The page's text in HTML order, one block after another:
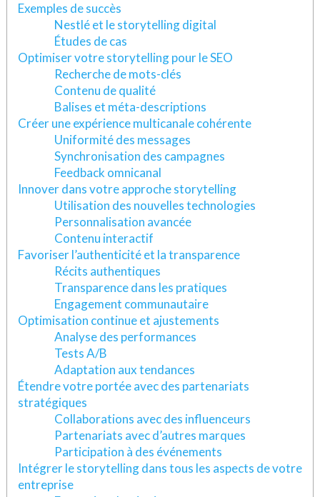
Exemples de succès
Nestlé et le storytelling digital
Études de cas
Optimiser votre storytelling pour le SEO
Recherche de mots-clés
Contenu de qualité
Balises et méta-descriptions
Créer une expérience multicanale cohérente
Uniformité des messages
Synchronisation des campagnes
Feedback omnicanal
Innover dans votre approche storytelling
Utilisation des nouvelles technologies
Personnalisation avancée
Contenu interactif
Favoriser l’authenticité et la transparence
Récits authentiques
Transparence dans les pratiques
Engagement communautaire
Optimisation continue et ajustements
Analyse des performances
Tests A/B
Adaptation aux tendances
Étendre votre portée avec des partenariats
stratégiques
Collaborations avec des influenceurs
Partenariats avec d’autres marques
Participation à des événements
Intégrer le storytelling dans tous les aspects de votre
entreprise